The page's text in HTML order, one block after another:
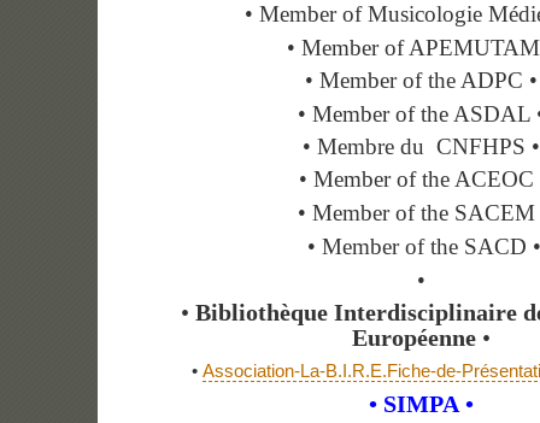
• Member of Musicologie
• Member of
• Member of the ADPC •
• Member of the ASDAL
• Membre du CNFHPS •
• Member of the ACEOC
• Member of the SACEM
• Member of the SACD •
•
• Bibliothèque Interdisciplinaire
Européenne •
• Association-La-B.I.R.E.Fiche-de-
• SIMPA •